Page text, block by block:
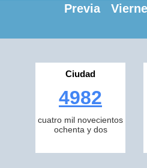
Previa
Ciudad
4982
cuatro mil novecientos
ochenta y dos